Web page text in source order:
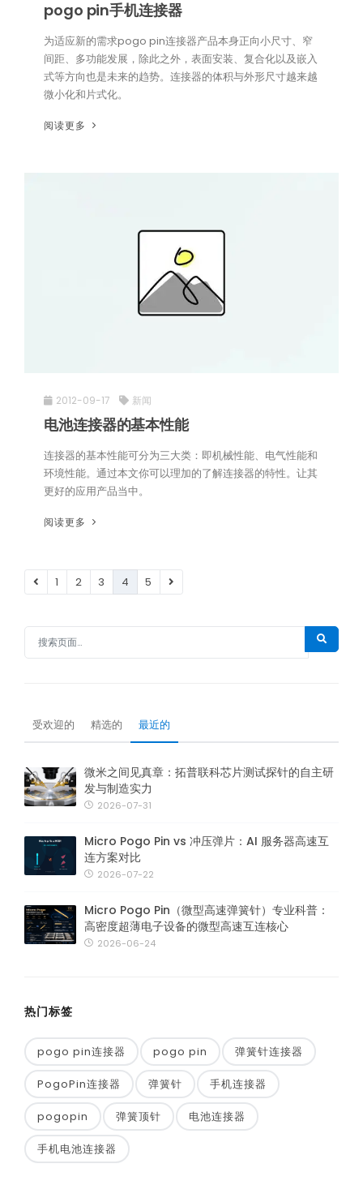
pogo pin手机连接器
为适应新的需求pogo pin连接器产品本身正向小尺寸、窄
间距、多功能发展，除此之外，表面安装、复合化以及嵌入
式等方向也是未来的趋势。连接器的体积与外形尺寸越来越
微小化和片式化。
阅读更多
2012-09-17 新闻
电池连接器的基本性能
连接器的基本性能可分为三大类：即机械性能、电气性能和
环境性能。通过本文你可以理加的了解连接器的特性。让其
更好的应用产品当中。
阅读更多
1 2 3 4 5
受欢迎的 精选的 最近的
微米之间见真章：拓普联科芯片测试探针的自主研
发与制造实力
2026-07-31
Micro Pogo Pin vs 冲压弹片：AI 服务器高速互
连方案对比
2026-07-22
Micro Pogo Pin（微型高速弹簧针）专业科普：
高密度超薄电子设备的微型高速互连核心
2026-06-24
热门标签
pogo pin连接器 pogo pin 弹簧针连接器
PogoPin连接器 弹簧针 手机连接器
pogopin 弹簧顶针 电池连接器
手机电池连接器